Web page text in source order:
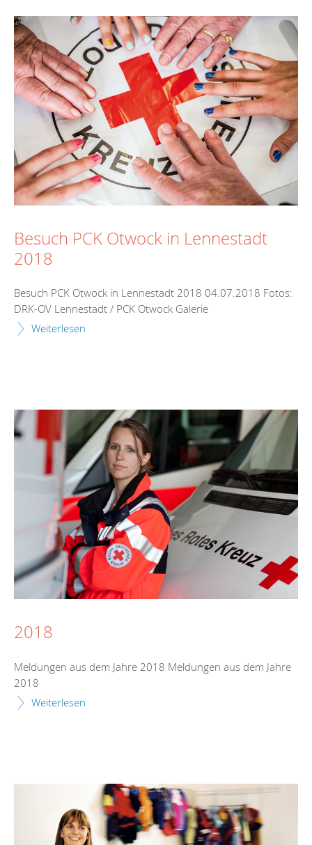
Besuch PCK Otwock in Lennestadt
2018
Besuch PCK Otwock in Lennestadt 2018 04.07.2018 Fotos:
DRK-OV Lennestadt / PCK Otwock Galerie
Weiterlesen
2018
Meldungen aus dem Jahre 2018 Meldungen aus dem Jahre
2018
Weiterlesen